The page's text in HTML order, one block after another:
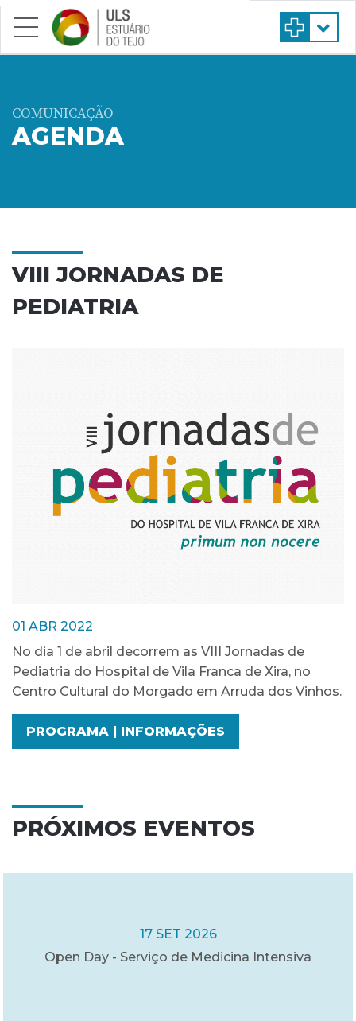
Saltar para conteúdo principal
COMUNICAÇÃO
AGENDA
VIII JORNADAS DE
PEDIATRIA
01 ABR 2022
No dia 1 de abril decorrem as VIII Jornadas de
Pediatria do Hospital de Vila Franca de Xira, no
Centro Cultural do Morgado em Arruda dos Vinhos.
PROGRAMA | INFORMAÇÕES
PRÓXIMOS EVENTOS
17 SET 2026
Open Day - Serviço de Medicina Intensiva